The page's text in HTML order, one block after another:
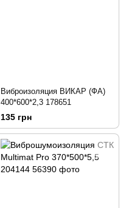
Виброизоляция ВИКАР (ФА)
400*600*2,3 178651
135 грн